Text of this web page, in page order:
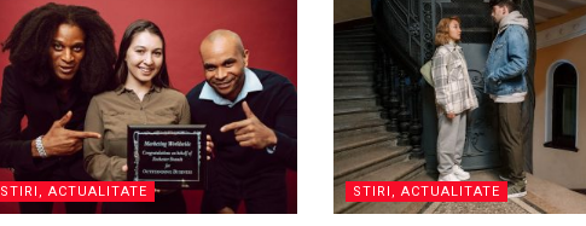
STIRI, ACTUALITATE STIRI, ACTUALITATE